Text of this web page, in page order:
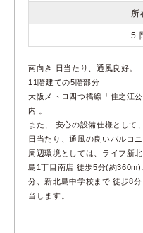
所
5
南向き 日当たり、通風良好。
11階建ての5階部分
大阪メトロ四つ橋線「住之江
内 。
また、 安心の設備仕様として
日当たり、通風の良いバルコ
周辺環境としては、ライフ新
島1丁目南店 徒歩5分(約
分、新北島中学校まで 徒歩8
当します。